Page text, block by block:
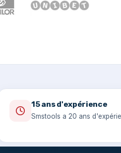
15 ans d'expérience
Smstools a 20 ans